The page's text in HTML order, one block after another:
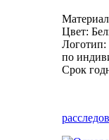
Цвет:
Логотип:
по
Срок